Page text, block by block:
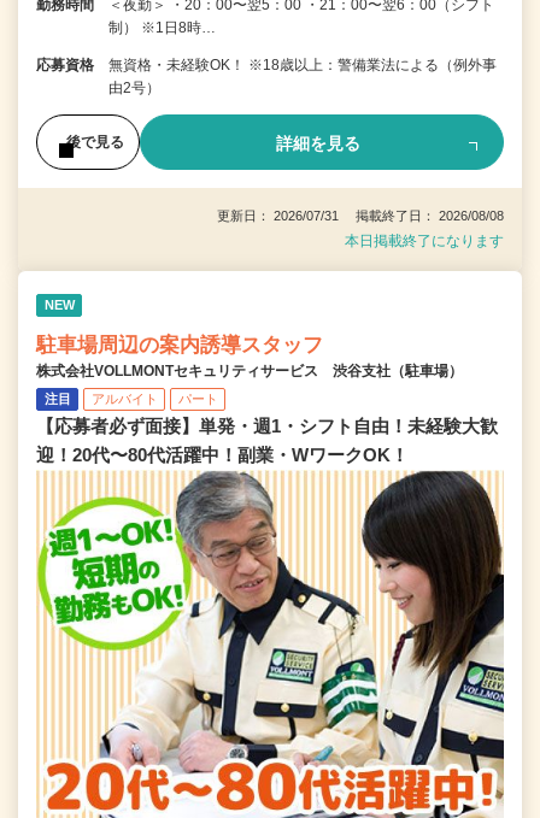
勤務時間
＜夜勤＞ ・20：00〜翌5：00 ・21：00〜翌6：00（シフト
制） ※1日8時…
応募資格
無資格・未経験OK！ ※18歳以上：警備業法による（例外事
由2号）
後で見る 詳細を見る
更新日： 2026/07/31 掲載終了日： 2026/08/08
本日掲載終了になります
NEW
駐車場周辺の案内誘導スタッフ
株式会社VOLLMONTセキュリティサービス 渋谷支社（駐車場）
注目 アルバイト パート
【応募者必ず面接】単発・週1・シフト自由！未経験大歓
迎！20代〜80代活躍中！副業・WワークOK！